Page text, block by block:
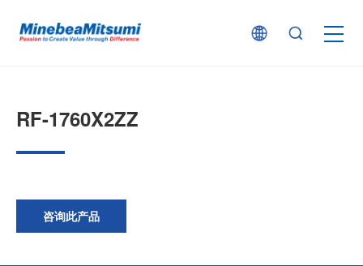
RF-1760X2ZZ
咨询此产品